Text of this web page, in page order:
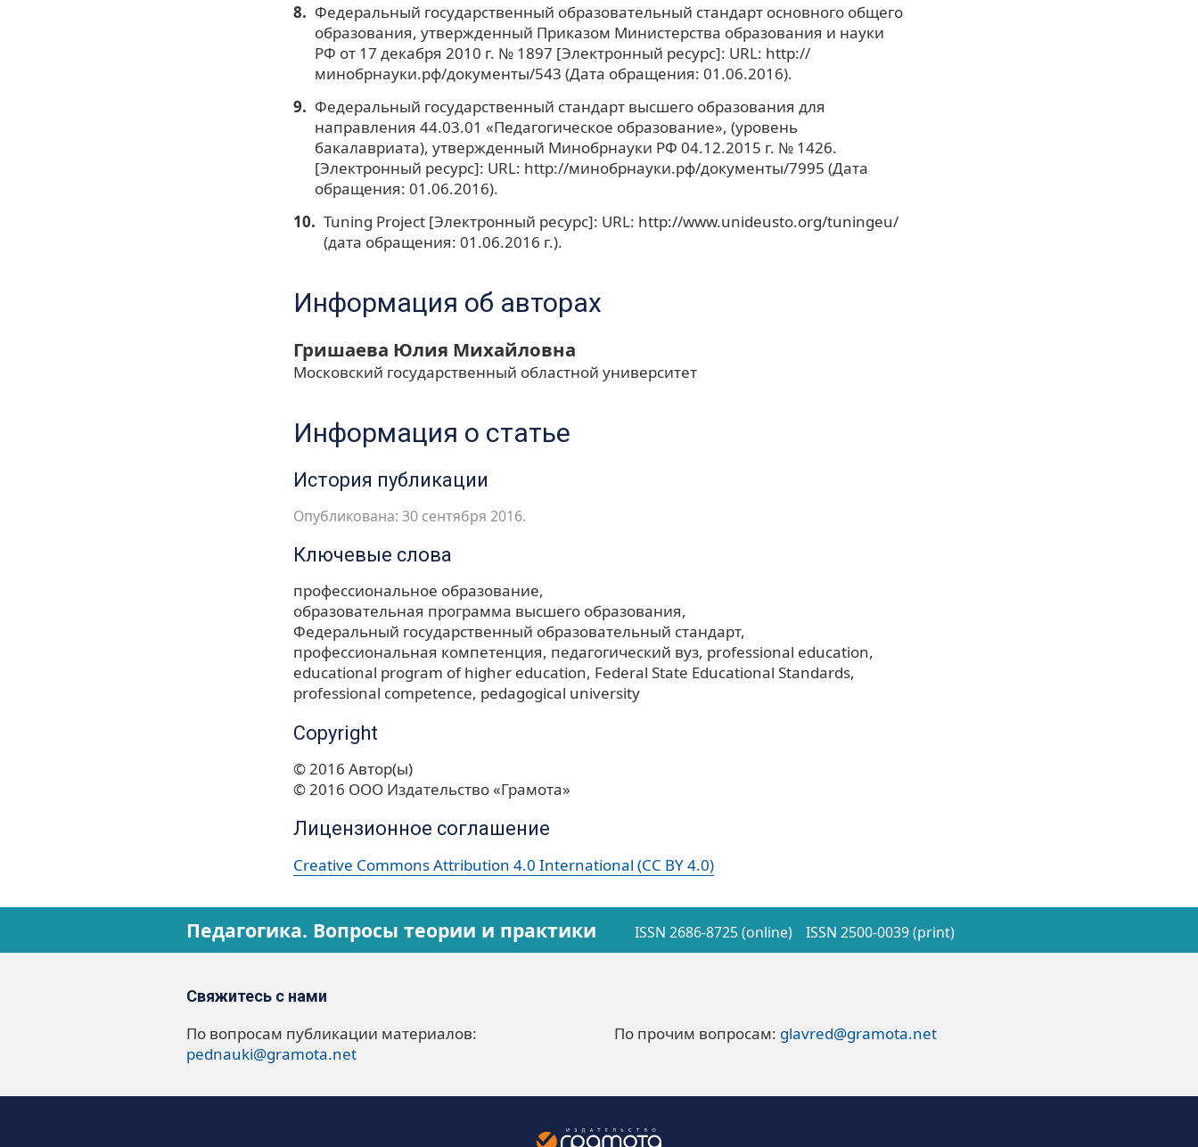
Федеральный государственный образовательный стандарт основного общего
образования, утвержденный Приказом Министерства образования и науки
РФ от 17 декабря 2010 г. № 1897 [Электронный ресурс]: URL: http://
минобрнауки.рф/документы/543 (Дата обращения: 01.06.2016).
Федеральный государственный стандарт высшего образования для
направления 44.03.01 «Педагогическое образование», (уровень
бакалавриата), утвержденный Минобрнауки РФ 04.12.2015 г. № 1426.
[Электронный ресурс]: URL: http://минобрнауки.рф/документы/7995 (Дата
обращения: 01.06.2016).
Tuning Project [Электронный ресурс]: URL: http://www.unideusto.org/tuningeu/
(дата обращения: 01.06.2016 г.).
Информация об авторах
Гришаева Юлия Михайловна
Московский государственный областной университет
Информация о статье
История публикации
Опубликована: 30 сентября 2016.
Ключевые слова
профессиональное образование
образовательная программа высшего образования
Федеральный государственный образовательный стандарт
профессиональная компетенция педагогический вуз professional education
educational program of higher education Federal State Educational Standards
professional competence pedagogical university
Copyright
© 2016 Автор(ы)
© 2016 ООО Издательство «Грамота»
Лицензионное соглашение
Creative Commons Attribution 4.0 International (CC BY 4.0)
Педагогика. Вопросы теории и практики ISSN 2686-8725 (online) ISSN 2500-0039 (print)
Свяжитесь с нами
По вопросам публикации материалов:
pednauki@gramota.net
По прочим вопросам: glavred@gramota.net